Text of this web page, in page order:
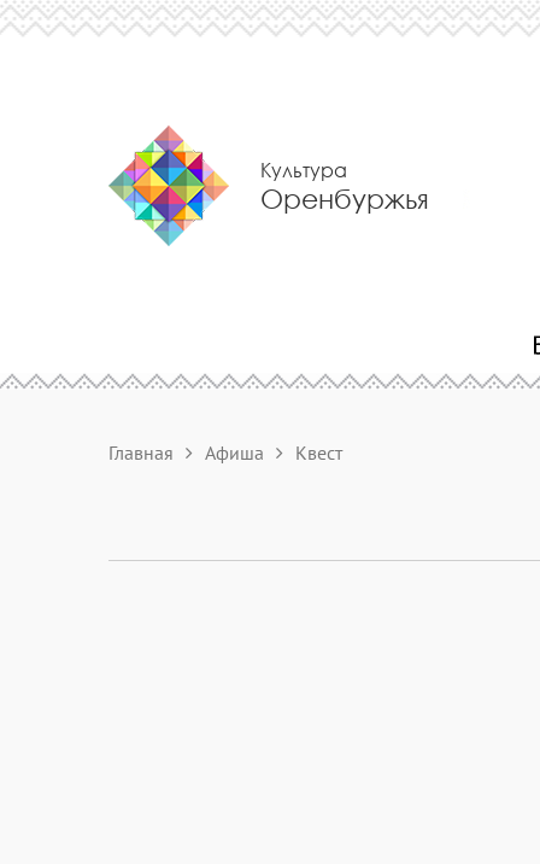
Культура
Оренбуржья
Главная Афиша Квест